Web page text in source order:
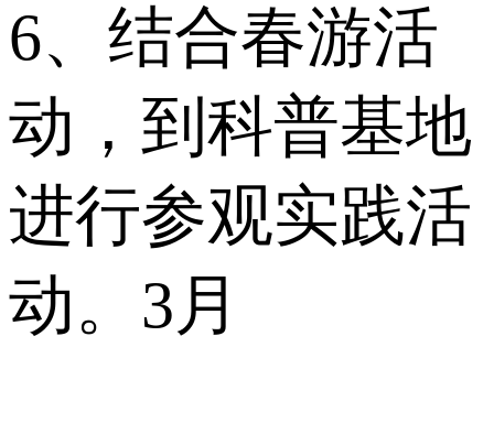
6、结合春游活
动，到科普基地
进行参观实践活
动。3月